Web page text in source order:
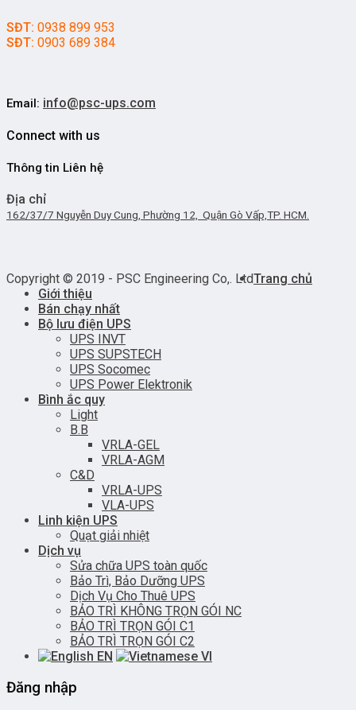
SĐT: 0938 899 953
SĐT: 0903 689 384
Email: info@psc-ups.com
Connect with us
Thông tin Liên hệ
Địa chỉ
162/37/7 Nguyễn Duy Cung, Phường 12, Quận Gò Vấp,TP. HCM.
Copyright © 2019 - PSC Engineering Co,. LtdTrang chủ
Giới thiệu
Bán chạy nhất
Bộ lưu điện UPS
UPS INVT
UPS SUPSTECH
UPS Socomec
UPS Power Elektronik
Bình ắc quy
Light
B.B
VRLA-GEL
VRLA-AGM
C&D
VRLA-UPS
VLA-UPS
Linh kiện UPS
Quạt giải nhiệt
Dịch vụ
Sửa chữa UPS toàn quốc
Bảo Trì, Bảo Dưỡng UPS
Dịch Vụ Cho Thuê UPS
BẢO TRÌ KHÔNG TRỌN GÓI NC
BẢO TRÌ TRỌN GÓI C1
BẢO TRÌ TRỌN GÓI C2
EN
VI
Đăng nhập